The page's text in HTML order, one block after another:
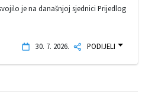
je na današnjoj sjednici Prijedlog
30. 7. 2026. PODIJELI